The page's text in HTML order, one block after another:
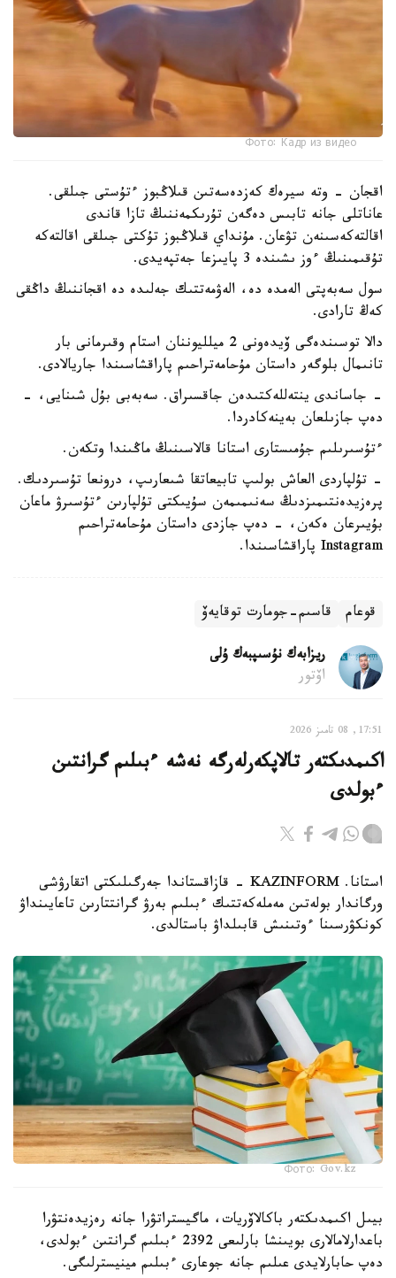
Фото: Кадр из видео
اقجان - وتە سيرەك كەزدەسەتىن قىلاڭبوز ءتۇستى جىلقى.
عاناتلى جانە تابىس دەگەن تۇرىكمەننىڭ تازا قاندى
اقالتەكەسىنەن تۋعان. مۇنداي قىلاڭبوز تۇكتى جىلقى اقالتەكە
تۇقىمىنىڭ ءوز ىشىندە 3 پايىزعا جەتپەيدى.
سول سەبەپتى الەمدە دە، الەۋمەتتىك جەلىدە دە اقجاننىڭ داڭقى
كەڭ تارادى.
دالا توسىندەگى ۆيدەونى 2 ميلليوننان استام وقىرمانى بار
تانىمال بلوگەر داستان مۇحامەتراحىم پاراقشاسىندا جاريالادى.
- جاساندى ينتەللەكتىدەن جاقسىراق. سەبەبى بۇل شىنايى، -
دەپ جازىلعان بەينەكادردا.
ءتۇسىرىلىم جۇمىستارى استانا قالاسىنىڭ ماڭىندا وتكەن.
- تۇلپاردى العاش بولىپ تابيعاتقا شىعارىپ، درونعا تۇسىردىك.
پرەزيدەنتىمىزدىڭ سەنىمىمەن سۇيىكتى تۇلپارىن ءتۇسىرۋ ماعان
بۇيىرعان ەكەن، - دەپ جازدى داستان مۇحامەتراحىم
Instagram پاراقشاسىندا.
قوعام قاسىم-جومارت توقايەۆ
ريزابەك نۇسىپبەك ۇلى
اۆتور
17:51, 08 تامىز 2026
اكىمدىكتەر تالاپكەرلەرگە نەشە ءبىلىم گرانتىن
ءبولدى
استانا. KAZINFORM - قازاقستاندا جەرگىلىكتى اتقارۋشى
ورگاندار بولەتىن مەملەكەتتىك ءبىلىم بەرۋ گرانتتارىن تاعايىنداۋ
كونكۋرسىنا ءوتىنىش قابىلداۋ باستالدى.
Фото: Gov.kz
بيىل اكىمدىكتەر باكالاۆريات، ماگيستراتۋرا جانە رەزيدەنتۋرا
باعدارلامالارى بويىنشا بارلىعى 2392 ءبىلىم گرانتىن ءبولدى،
دەپ حابارلايدى عىلىم جانە جوعارى ءبىلىم مينيسترلىگى.